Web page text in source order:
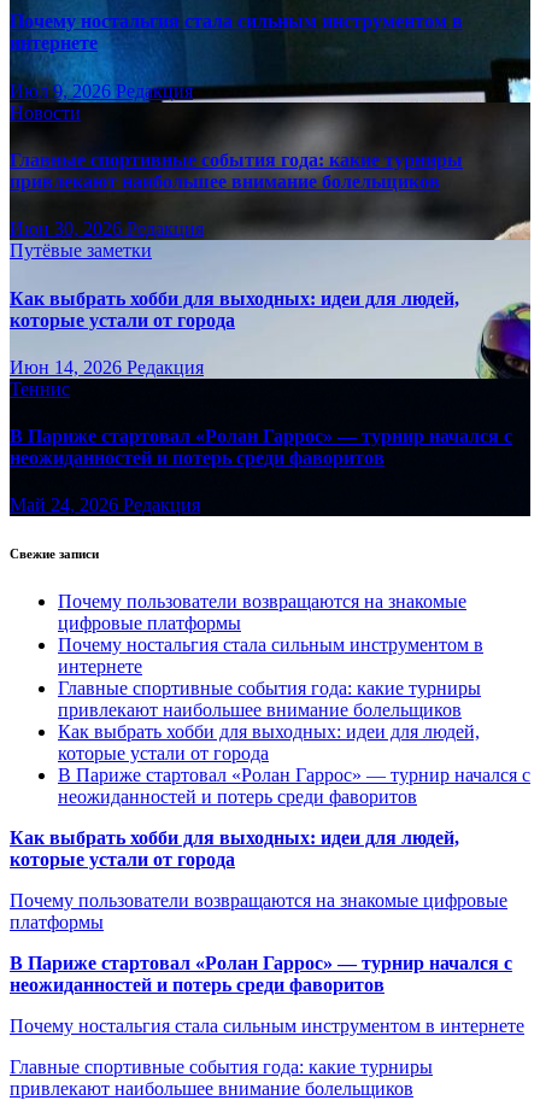
Почему ностальгия стала сильным инструментом в
интернете
Июл 9, 2026 Редакция
Новости
Главные спортивные события года: какие турниры
привлекают наибольшее внимание болельщиков
Июн 30, 2026 Редакция
Путёвые заметки
Как выбрать хобби для выходных: идеи для людей,
которые устали от города
Июн 14, 2026 Редакция
Теннис
В Париже стартовал «Ролан Гаррос» — турнир начался с
неожиданностей и потерь среди фаворитов
Май 24, 2026 Редакция
Свежие записи
Почему пользователи возвращаются на знакомые
цифровые платформы
Почему ностальгия стала сильным инструментом в
интернете
Главные спортивные события года: какие турниры
привлекают наибольшее внимание болельщиков
Как выбрать хобби для выходных: идеи для людей,
которые устали от города
В Париже стартовал «Ролан Гаррос» — турнир начался с
неожиданностей и потерь среди фаворитов
Как выбрать хобби для выходных: идеи для людей,
которые устали от города
Почему пользователи возвращаются на знакомые цифровые
платформы
В Париже стартовал «Ролан Гаррос» — турнир начался с
неожиданностей и потерь среди фаворитов
Почему ностальгия стала сильным инструментом в интернете
Главные спортивные события года: какие турниры
привлекают наибольшее внимание болельщиков